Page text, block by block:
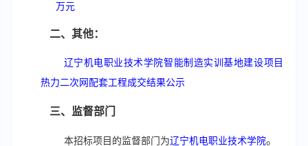
万元
二、其他：
辽宁机电职业技术学院智能制造实训基地建设项目
热力二次网配套工程成交结果公示
三、监督部门
本招标项目的监督部门为辽宁机电职业技术学院。